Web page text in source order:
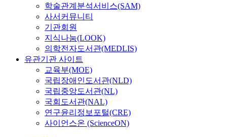
학술관계분석서비스(SAM)
사서커뮤니티
기관회원
지식나눔(LOOK)
의학전자도서관(MEDLIS)
유관기관 사이트
교육부(MOE)
국립장애인도서관(NLD)
국립중앙도서관(NL)
국회도서관(NAL)
연구윤리정보포털(CRE)
사이언스온 (ScienceON)